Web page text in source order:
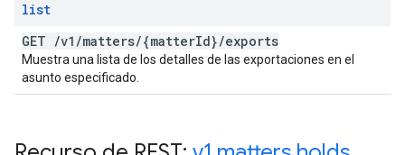
list
GET /v1 /matters/{matterId}/exports
Muestra una lista de los detalles de las exportaciones en el
asunto especificado.